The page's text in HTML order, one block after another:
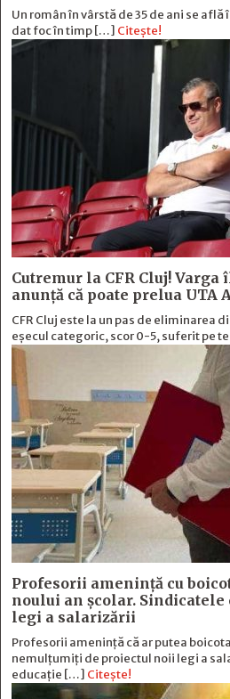
Un român în vârstă de 35 de ani se
dat foc în timp […] Citește!
Cutremur la CFR Cluj! Varga
anunță că poate prelua UTA
CFR Cluj este la un pas de eliminarea
eșecul categoric, scor 0-5, suferit pe
Profesorii amenință cu
noului an școlar.
legi a salarizării
Profesorii amenință că ar putea
nemulțumiți de proiectul noii legi a
educație […] Citește!